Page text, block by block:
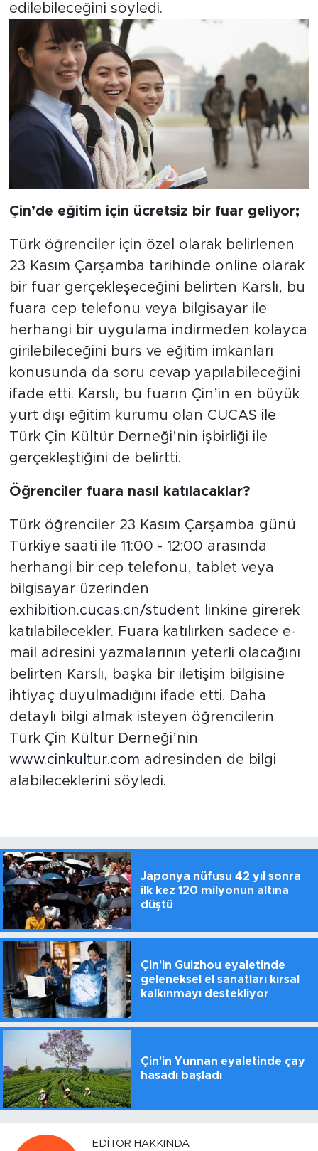
edilebileceğini söyledi.
Çin’de eğitim için ücretsiz bir fuar geliyor;
Türk öğrenciler için özel olarak belirlenen
23 Kasım Çarşamba tarihinde online olarak
bir fuar gerçekleşeceğini belirten Karslı, bu
fuara cep telefonu veya bilgisayar ile
herhangi bir uygulama indirmeden kolayca
girilebileceğini burs ve eğitim imkanları
konusunda da soru cevap yapılabileceğini
ifade etti. Karslı, bu fuarın Çin’in en büyük
yurt dışı eğitim kurumu olan CUCAS ile
Türk Çin Kültür Derneği’nin işbirliği ile
gerçekleştiğini de belirtti.
Öğrenciler fuara nasıl katılacaklar?
Türk öğrenciler 23 Kasım Çarşamba günü
Türkiye saati ile 11:00 - 12:00 arasında
herhangi bir cep telefonu, tablet veya
bilgisayar üzerinden
exhibition.cucas.cn/student linkine girerek
katılabilecekler. Fuara katılırken sadece e-
mail adresini yazmalarının yeterli olacağını
belirten Karslı, başka bir iletişim bilgisine
ihtiyaç duyulmadığını ifade etti. Daha
detaylı bilgi almak isteyen öğrencilerin
Türk Çin Kültür Derneği’nin
www.cinkultur.com adresinden de bilgi
alabileceklerini söyledi.
Japonya nüfusu 42 yıl sonra
ilk kez 120 milyonun altına
düştü
Çin'in Guizhou eyaletinde
geleneksel el sanatları kırsal
kalkınmayı destekliyor
Çin'in Yunnan eyaletinde çay
hasadı başladı
EDITÖR HAKKINDA